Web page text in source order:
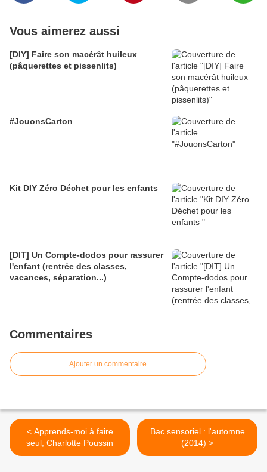
Vous aimerez aussi
[DIY] Faire son macérât huileux
(pâquerettes et pissenlits)
#JouonsCarton
Kit DIY Zéro Déchet pour les enfants
[DIT] Un Compte-dodos pour rassurer
l'enfant (rentrée des classes,
vacances, séparation...)
Commentaires
Ajouter un commentaire
< Apprends-moi à faire
seul, Charlotte Poussin
Bac sensoriel : l'automne
(2014) >